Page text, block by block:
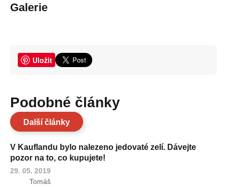
Galerie
Uložit
Podobné články
Další články
V Kauflandu bylo nalezeno jedovaté zelí. Dávejte
pozor na to, co kupujete!
29. 05. 2019
Tomáš